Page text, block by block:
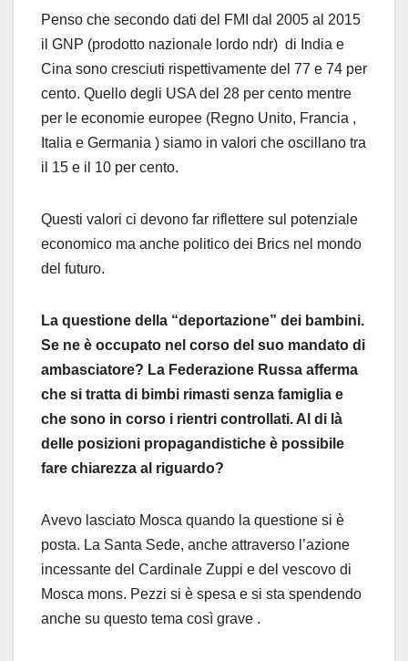
Penso che secondo dati del FMI dal 2005 al 2015
il GNP (prodotto nazionale lordo ndr) di India e
Cina sono cresciuti rispettivamente del 77 e 74 per
cento. Quello degli USA del 28 per cento mentre
per le economie europee (Regno Unito, Francia ,
Italia e Germania ) siamo in valori che oscillano tra
il 15 e il 10 per cento.
Questi valori ci devono far riflettere sul potenziale
economico ma anche politico dei Brics nel mondo
del futuro.
La questione della “deportazione” dei bambini.
Se ne è occupato nel corso del suo mandato di
ambasciatore? La Federazione Russa afferma
che si tratta di bimbi rimasti senza famiglia e
che sono in corso i rientri controllati. Al di là
delle posizioni propagandistiche è possibile
fare chiarezza al riguardo?
Avevo lasciato Mosca quando la questione si è
posta. La Santa Sede, anche attraverso l’azione
incessante del Cardinale Zuppi e del vescovo di
Mosca mons. Pezzi si è spesa e si sta spendendo
anche su questo tema così grave .